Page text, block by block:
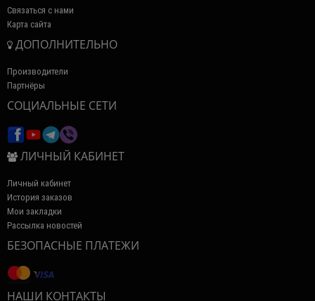
Связаться с нами
Карта сайта
ДОПОЛНИТЕЛЬНО
Производители
Партнёры
СОЦИАЛЬНЫЕ СЕТИ
ЛИЧНЫЙ КАБИНЕТ
Личный кабинет
История заказов
Мои закладки
Рассылка новостей
БЕЗОПАСНЫЕ ПЛАТЕЖИ
НАШИ КОНТАКТЫ